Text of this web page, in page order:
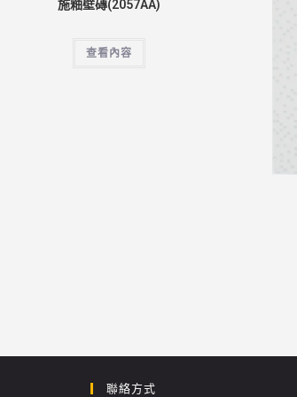
施釉壁磚(2057AA)
查看內容
聯絡方式